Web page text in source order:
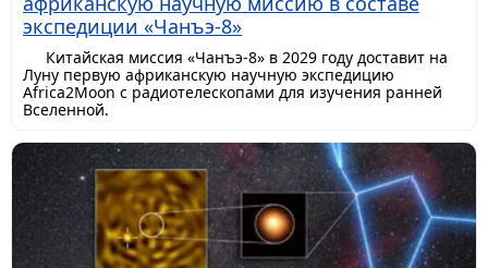
экспедиции «Чанъэ-8»
Китайская миссия «Чанъэ-8» в 2029 году доставит на
Луну первую африканскую научную экспедицию
Africa2Moon с радиотелескопами для изучения ранней
Вселенной.